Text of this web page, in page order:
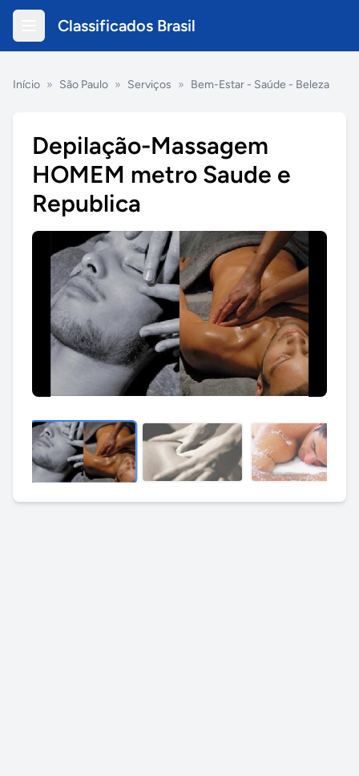
Classificados Brasil
Início » São Paulo » Serviços » Bem-Estar - Saúde - Beleza
Depilação-Massagem
HOMEM metro Saude e
Republica